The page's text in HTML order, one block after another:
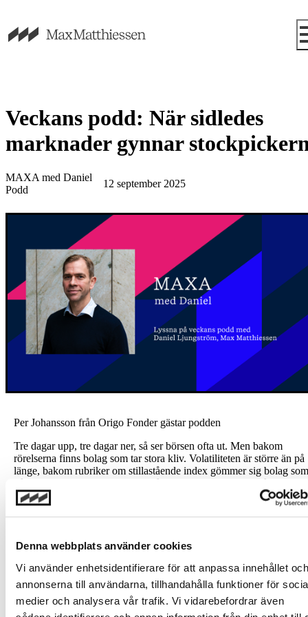
Denna webbplats använder cookies
Vi använder enhetsidentifierare för att anpassa innehållet och
annonserna till användarna, tillhandahålla funktioner för
medier och analysera vår trafik. Vi vidarebefordrar även
Veckans podd: När sidledes
marknader gynnar
MAXA med Daniel
Podd
12 september 2025
Per Johansson från Origo Fonder gästar podden
Tre dagar upp, tre dagar ner, så ser börsen ofta ut. Men bakom
rörelserna finns bolag som tar stora kliv. Volatiliteten är större än på
länge, bakom rubriker om stillastående index gömmer sig bolag som
både rasar och tar stora kliv framåt. Med Per Johansson från Origo
Fonder pratar vi om att hitta förändringarna och att en central del i
framgångsrikt sparande är inte att alltid pricka rätt utan att undvika
stora misstagen.
Lyssna på podden
Investeringar i finansiella instrument är förknippade med risk och en
investering kan både öka och minska i värde eller komma att bli
värdelös. Historisk avkastning är ingen garanti för framtida